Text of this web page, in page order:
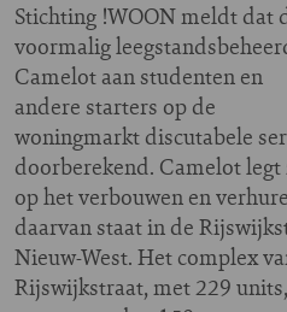
Stichting !WOON meldt dat
voormalig
Camelot aan studenten en
andere starters op de
woningmarkt discutabele
doorberekend. Camelot
op het verbouwen en
daarvan staat in de
Nieuw-West. Het complex
Rijswijkstraat, met 229